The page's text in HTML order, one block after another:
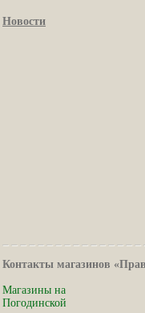
Новости
Контакты магазинов
Магазины на
Погодинской